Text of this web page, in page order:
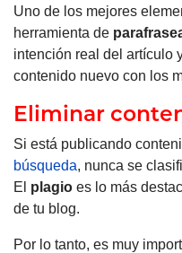
Uno de los mejores
herramienta de
intención real del artículo
contenido nuevo con los
Eliminar
Si está publicando
búsqueda, nunca se
El plagio es lo más
de tu blog.
Por lo tanto, es muy